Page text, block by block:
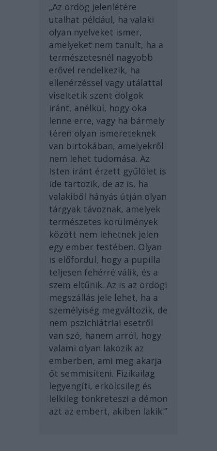
„Az ördög jelenlétére
utalhat például, ha valaki
olyan nyelveket ismer,
amelyeket nem tanult, ha a
természetesnél nagyobb
erővel rendelkezik, ha
ellenérzéssel vagy utálattal
viseltetik szent dolgok
iránt, anélkül, hogy oka
lenne erre, vagy ha bármely
téren olyan ismereteknek
van birtokában, amelyekről
nem lehet tudomása. Az
Isten iránt érzett gyűlölet is
ide tartozik, de az is, ha
valakiből hányás útján olyan
tárgyak távoznak, amelyek
természetes körülmények
között nem lehetnek jelen
egy ember testében. Olyan
is előfordul, hogy a pupilla
teljesen fehérré válik, és a
szem eltűnik. Az is az ördögi
megszállás jele lehet, ha a
személyiség megváltozik, de
nem pszichiátriai esetről
van szó, hanem arról, hogy
valami olyan lakozik az
emberben, ami meg akarja
őt semmisíteni. Fizikailag
legyengíti, erkölcsileg és
lelkileg tönkreteszi a démon
azt az embert, akiben lakik.”